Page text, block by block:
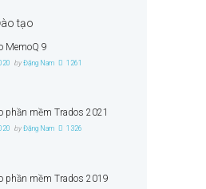
tạo
MemoQ 9
byĐặng Nam 1261
phần mềm Trados 2021
byĐặng Nam 1326
phần mềm Trados 2019